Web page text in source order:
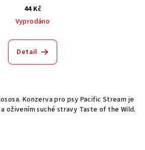
44 Kč
Vyprodáno
Detail
Konzerva pro psy Pacific Stream je
oživením suché stravy Taste of the Wild.